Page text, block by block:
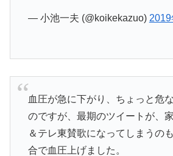
— 小池一夫 (@koikekazuo) 2019
血圧が急に下がり、ちょっと危
のですが、最期のツイートが、
＆テレ東賛歌になってしまうの
合で血圧上げました。